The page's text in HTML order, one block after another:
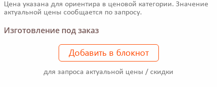
Цена указана для ориентира в ценовой категории. Значение
актуальной цены сообщается по запросу.
Изготовление под заказ
Добавить в блокнот
для запроса актуальной цены / скидки